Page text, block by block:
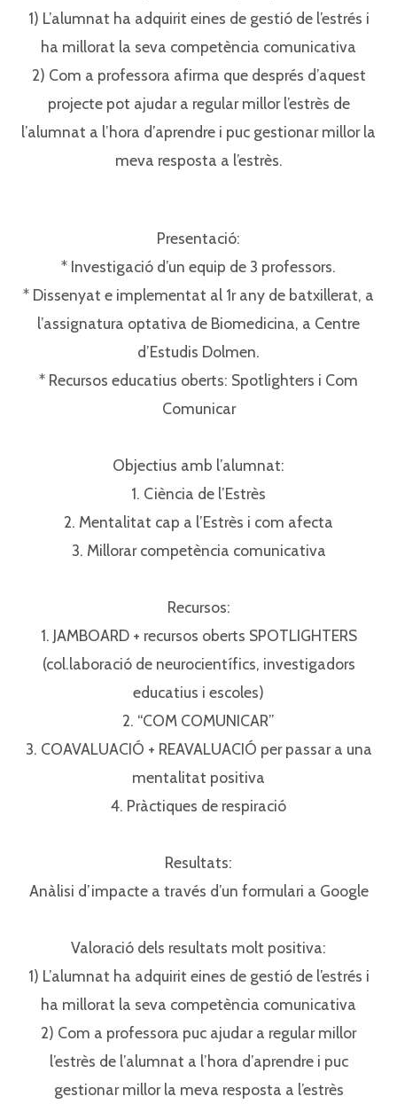
1) L’alumnat ha adquirit eines de gestió de l’estrés i
ha millorat la seva competència comunicativa⁣⁣
2) Com a professora afirma que després d’aquest
projecte pot ajudar a regular millor l’estrès de
l’alumnat a l’hora d’aprendre i puc gestionar millor la
meva resposta a l’estrès.⁣⁣
Presentació:⁣⁣
* Investigació d’un equip de 3 professors.⁣⁣
* Dissenyat e implementat al 1r any de batxillerat, a
l’assignatura optativa de Biomedicina, a Centre
d’Estudis Dolmen.⁣⁣
* Recursos educatius oberts: Spotlighters i Com
Comunicar⁣⁣
Objectius amb l’alumnat:⁣⁣
1. Ciència de l’Estrès⁣⁣
2. Mentalitat cap a l’Estrès i com afecta⁣⁣
3. Millorar competència comunicativa⁣⁣
Recursos:⁣⁣
1. JAMBOARD + recursos oberts SPOTLIGHTERS
(col.laboració de neurocientífics, investigadors
educatius i escoles)⁣⁣
2. “COM COMUNICAR”⁣⁣
3. COAVALUACIÓ + REAVALUACIÓ per passar a una
mentalitat positiva⁣⁣
4. Pràctiques de respiració⁣⁣
Resultats:⁣⁣
Anàlisi d’impacte a través d’un formulari a Google⁣⁣
Valoració dels resultats molt positiva:⁣⁣
1) L’alumnat ha adquirit eines de gestió de l’estrés i
ha millorat la seva competència comunicativa⁣⁣
2) Com a professora puc ajudar a regular millor
l’estrès de l’alumnat a l’hora d’aprendre i puc
gestionar millor la meva resposta a l’estrès⁣⁣